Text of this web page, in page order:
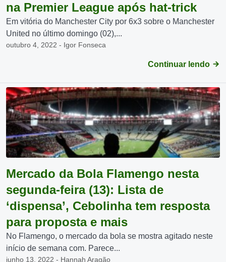
na Premier League após hat-trick
Em vitória do Manchester City por 6x3 sobre o Manchester
United no último domingo (02),...
outubro 4, 2022 - Igor Fonseca
Continuar lendo
Mercado da Bola Flamengo nesta
segunda-feira (13): Lista de
‘dispensa’, Cebolinha tem resposta
para proposta e mais
No Flamengo, o mercado da bola se mostra agitado neste
início de semana com. Parece...
junho 13, 2022 - Hannah Aragão